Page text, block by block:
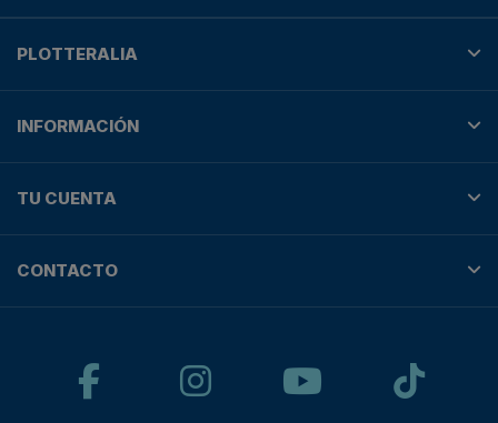
PLOTTERALIA
INFORMACIÓN
TU CUENTA
CONTACTO